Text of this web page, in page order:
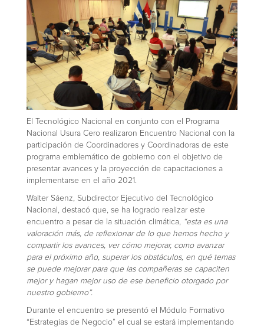
El Tecnológico Nacional en conjunto con el Programa
Nacional Usura Cero realizaron Encuentro Nacional con la
participación de Coordinadores y Coordinadoras de este
programa emblemático de gobierno con el objetivo de
presentar avances y la proyección de capacitaciones a
implementarse en el año 2021.
Walter Sáenz, Subdirector Ejecutivo del Tecnológico
Nacional, destacó que, se ha logrado realizar este
encuentro a pesar de la situación climática,
“esta es una
valoración más, de reflexionar de lo que hemos hecho y
compartir los avances, ver cómo mejorar, como avanzar
para el próximo año, superar los obstáculos, en qué temas
se puede mejorar para que las compañeras se capaciten
mejor y hagan mejor uso de ese beneficio otorgado por
nuestro gobierno”.
Durante el encuentro se presentó el Módulo Formativo
“Estrategias de Negocio” el cual se estará implementando